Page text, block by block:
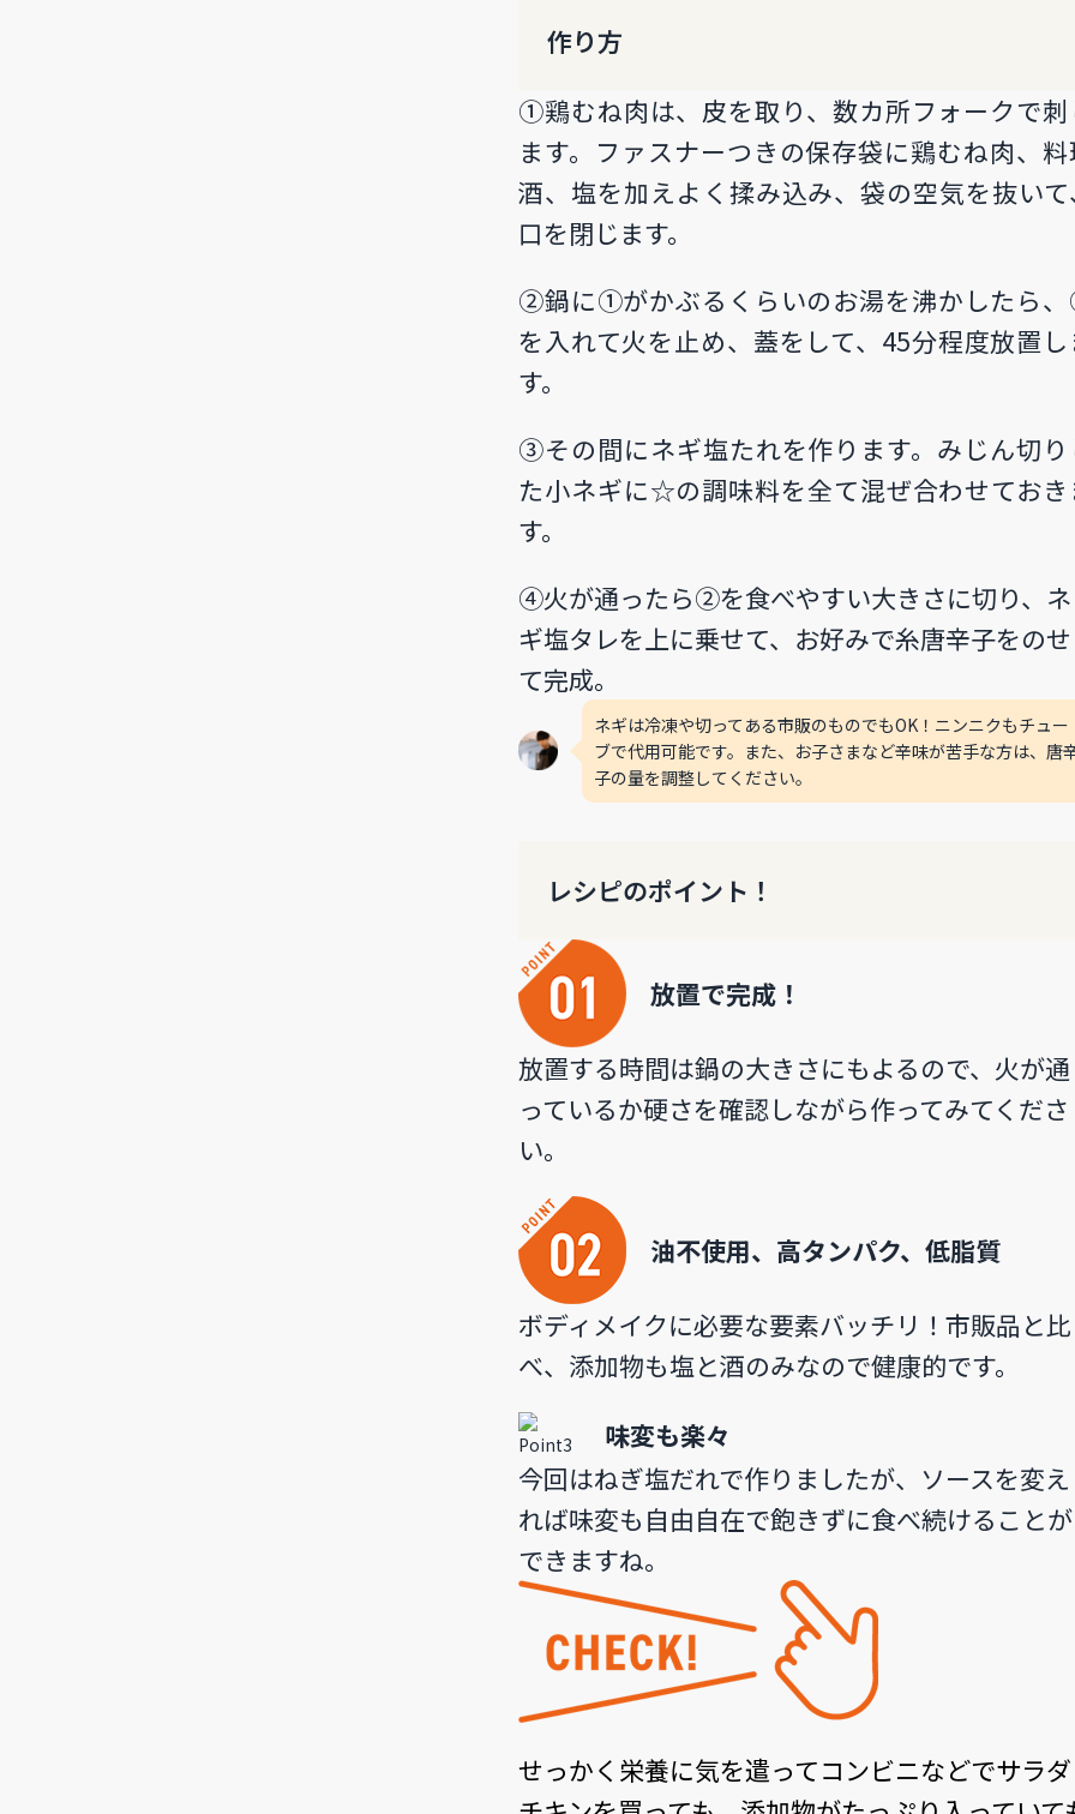
作り方
①鶏むね肉は、皮を取り、数カ所フォークで刺
ます。ファスナーつきの保存袋に鶏むね肉、料
酒、塩を加えよく揉み込み、袋の空気を抜いて
口を閉じます。
②鍋に①がかぶるくらいのお湯を沸かしたら
を入れて火を止め、蓋をして、45分程度放置し
す。
③その間にネギ塩たれを作ります。みじん切り
た小ネギに☆の調味料を全て混ぜ合わせておき
す。
④火が通ったら②を食べやすい大きさに切り、ネ
ギ塩タレを上に乗せて、お好みで糸唐辛子をのせ
て完成。
ネギは冷凍や切ってある市販のものでもOK！ニンニクもチュー
ブで代用可能です。また、お子さまなど辛味が苦手な方は、唐
子の量を調整してください。
レシピのポイント！
放置で完成！
放置する時間は鍋の大きさにもよるので、火が通
っているか硬さを確認しながら作ってみてくださ
い。
油不使用、高タンパク、低脂質
ボディメイクに必要な要素バッチリ！市販品と比
べ、添加物も塩と酒のみなので健康的です。
味変も楽々
今回はねぎ塩だれで作りましたが、ソースを変え
れば味変も自由自在で飽きずに食べ続けることが
できますね。
せっかく栄養に気を遣ってコンビニなどでサラダ